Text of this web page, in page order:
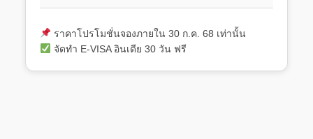
ราคาโปรโมชั่นจองภายใน 30 ก.ค. 68 เท่านั้น
จัดทำ E-VISA อินเดีย 30 วัน ฟรี